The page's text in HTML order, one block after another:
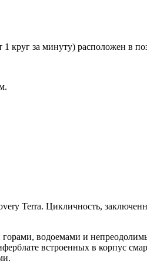
за минуту) расположен в
Terra. Цикличность,
горами, водоемами и
встроенных в корпус